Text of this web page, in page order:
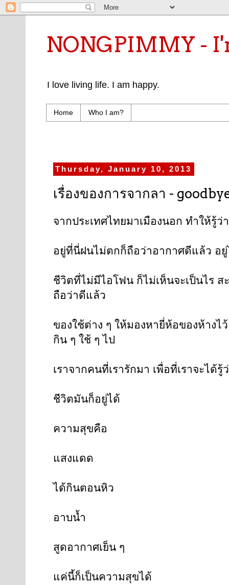
NONGPIMMY -
I love living life. I am happy.
Home Who I am?
Thursday, January 10, 2013
เรื่องของการจากลา -
จากประเทศไทยมาเมืองนอก ทำให้รู้
อยู่ที่นี่ฝนไม่ตกก็ถือว่าอากาศดีแล้ว อ
ชีวิตที่ไม่มีไอโฟน ก็ไม่เห็นจะเป็นไร
ถือว่าดีแล้ว
ของใช้ต่าง ๆ ให้มองหายี่ห้อของห้างไ
กิน ๆ ใช้ ๆ ไป
เราจากคนที่เรารักมา เพื่อที่เราจะไ
ชีวิตมันก็อยู่ได้
ความสุขคือ
แสงแดด
ได้กินตอนหิว
อาบน้ำ
สูดอากาศเย็น ๆ
แค่นี้ก็เป็นความสุขได้